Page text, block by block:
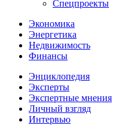
Спецпроекты
Экономика
Энергетика
Недвижимость
Финансы
Энциклопедия
Эксперты
Экспертные мнения
Личный взгляд
Интервью